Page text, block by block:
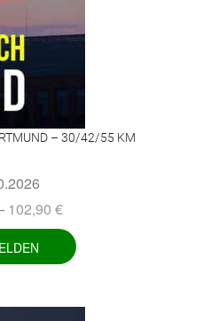
– 30/42/55 KM
102,90 €